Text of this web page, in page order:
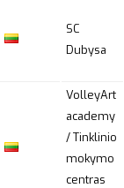
SC
Dubysa
VolleyArt
academy
/ Tinklinio
mokymo
centras